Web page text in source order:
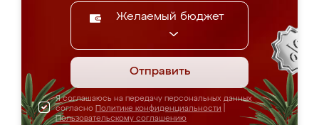
Желаемый бюджет
Отправить
Я соглашаюсь на передачу персональных данных
согласно Политике конфиденциальности
Пользовательскому соглашению